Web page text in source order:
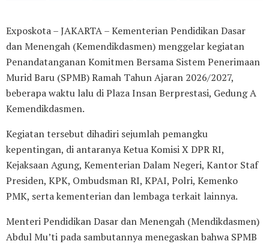
Exposkota – JAKARTA – Kementerian Pendidikan Dasar
dan Menengah (Kemendikdasmen) menggelar kegiatan
Penandatanganan Komitmen Bersama Sistem Penerimaan
Murid Baru (SPMB) Ramah Tahun Ajaran 2026/2027,
beberapa waktu lalu di Plaza Insan Berprestasi, Gedung A
Kemendikdasmen.
Kegiatan tersebut dihadiri sejumlah pemangku
kepentingan, di antaranya Ketua Komisi X DPR RI,
Kejaksaan Agung, Kementerian Dalam Negeri, Kantor Staf
Presiden, KPK, Ombudsman RI, KPAI, Polri, Kemenko
PMK, serta kementerian dan lembaga terkait lainnya.
Menteri Pendidikan Dasar dan Menengah (Mendikdasmen)
Abdul Mu’ti pada sambutannya menegaskan bahwa SPMB